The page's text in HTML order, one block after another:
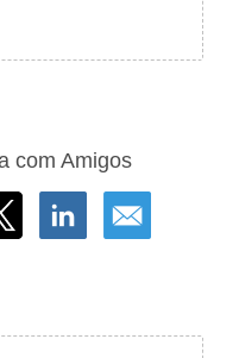
com Amigos